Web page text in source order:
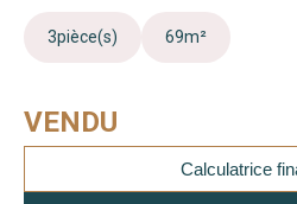
3pièce(s) 69m²
VENDU
Calculatrice